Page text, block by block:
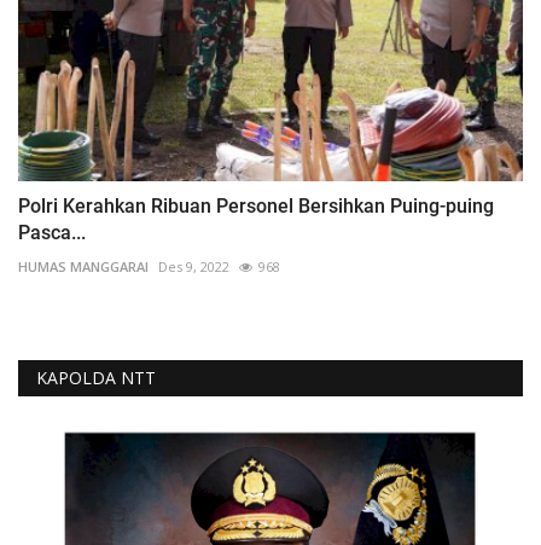
Polri Kerahkan Ribuan Personel Bersihkan Puing-puing
Pasca...
HUMAS MANGGARAI Des 9, 2022 968
KAPOLDA NTT